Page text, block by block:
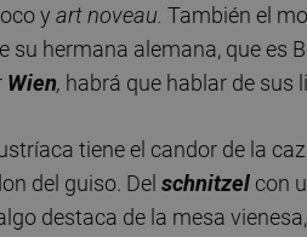
y art noveau. También el
su hermana alemana, que es
Wien, habrá que hablar de sus
tiene el candor de la
del guiso. Del schnitzel con
destaca de la mesa